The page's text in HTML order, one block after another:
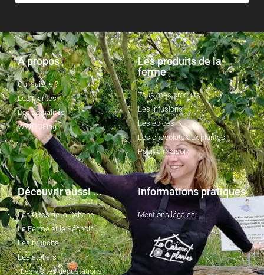
A propos
Qui suis-je ?
Les plantes
Les actualités
WWOOFing
Les produits de la
ferme
Tous mes produits
Les infusions
Les épices
Les chocolats aux plantes
Pour la maison
Découvrir aussi ...
Les Gîtes de la Cabane
La Ferme et le Séchoir
Les brunchs
Les ateliers
Les visites dégustations
Informations pratiques
Mentions légales